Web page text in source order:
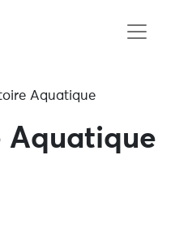
Aquatique
Aquatique